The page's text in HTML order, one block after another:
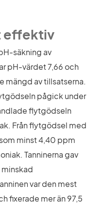
effektiv
säkning av
pH-värdet 7,66 och
mängd av tillsatserna.
pågick under
flytgödseln
Från flytgödsel med
minst 4,40 ppm
Tanninerna gav
var den mest
fixerade mer än 97,5